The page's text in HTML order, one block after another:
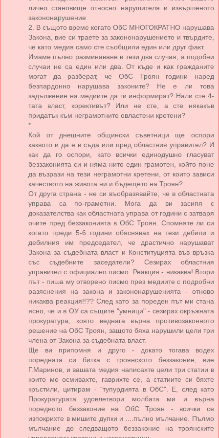
лично становище относно нарушителя и извършеното
закононарушение
2. В същото време когато ОбС МНОГОКРАТНО нарушава
Закона, вие си траете за закононарушението и твърдите,
че като медия само сте съобщили един или друг факт.
Имаме пълно разминаване в тези два случая, а подобни
случаи не са един или два. От къде и как гражданите
могат да разберат, че ОбС Троян години наред
безпардонно нарушава законите? Не е ли това
задължение на медиите да ги информират? Нали сте 4-
тата власт, корективът? Или не сте, а сте някакъв
придатък към неграмотните овластени кретени?
*
Кой от днешните общински съветници ще оспори
каквото и да е в съда или пред областния управител? И
как да го оспори, като всички единодушно гласуват
беззаконията си и няма нито един грамотен, който поне
да възрази на тези неграмотни кретени, от които зависи
качеството на живота ни и бъдещето на Троян?
От друга страна - не си въобразявайте, че в областната
управа са по-грамотни. Мога да ви засипя с
доказателства как областната управа от години с затваря
очите пред беззаконията в ОбС Троян. Спомняте ли си
когато преди 5-6 години обяснявах на тези дебили и
дебилния им председател, че драстично нарушават
Закона за съдебната власт и Конституцията във връзка
със съдебните заседатели? Сезирах областния
управител с официално писмо. Реакция - никаква! Втори
път - пиша му отворено писмо през медиите с подробни
разяснения на закона и закононарушенията - отново
никаква реакция!!?? След като за пореден път ми стана
ясно, че и в ОУ са същите "умници" - сезирах окръжната
прокуратура, която веднага върна противозаконното
решение на ОбС Троян, защото бяха нарушили цели три
члена от Закона за съдебната власт.
Ще ви припомня и друго - докато тогава водех
поредната си битка с троянското беззаконие, вие
Г.Маринов, и вашата медия написахте цели три статии в
които ме осмивахте, гаврихте се, а статиите си бяхте
кръстили, цитирам - "тупурдията в ОбС". Е, след като
Прокуратурата удовлетвори молбата ми и върна
поредното беззаконие на ОбС Троян - всички се
изпокрихте в мишите дупки и ....пълно мълчание. Пълмо
мълчание до следващото беззаконие на троянските